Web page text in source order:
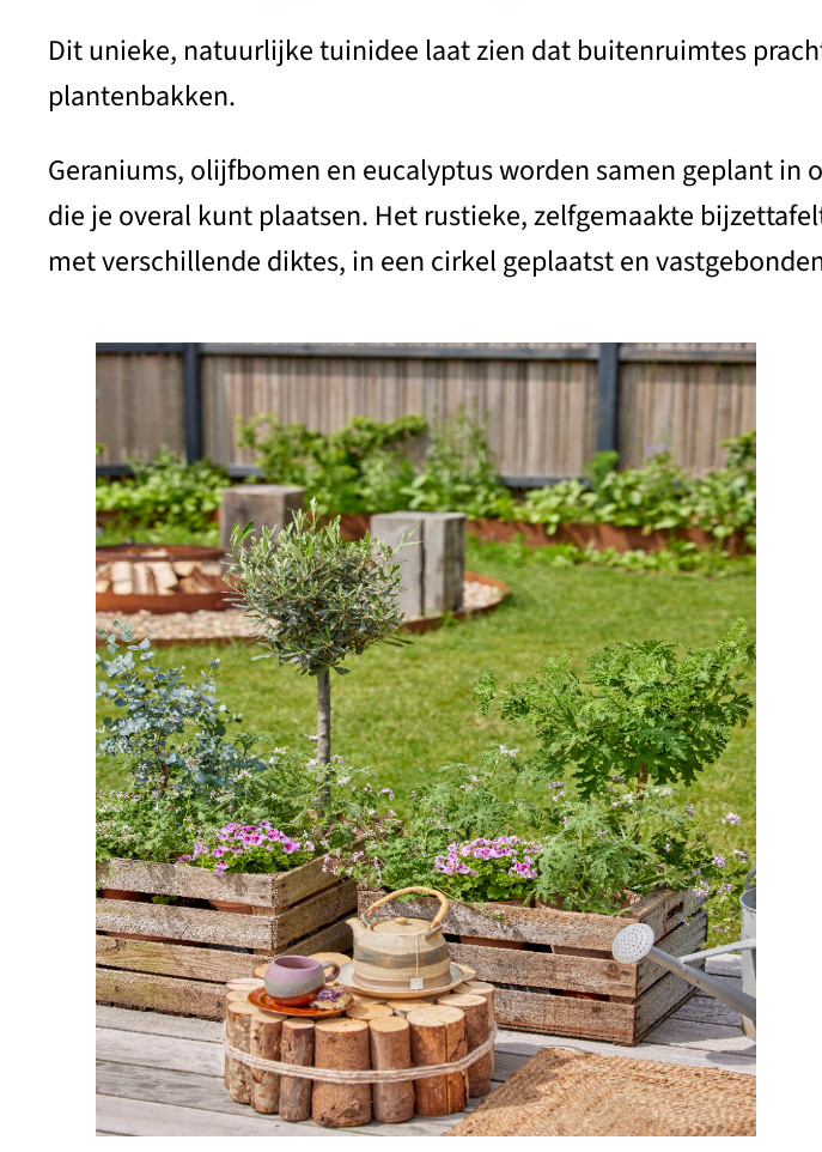
Dit unieke, natuurlijke tuinidee laat zien dat buitenruimtes
plantenbakken.
Geraniums, olijfbomen en eucalyptus worden samen geplant
die je overal kunt plaatsen. Het rustieke, zelfgemaakte
met verschillende diktes, in een cirkel geplaatst en